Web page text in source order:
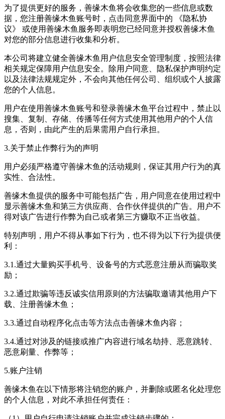
为了提供更好的服务，善缘木鱼将会收集您的一些信息或数
据，您注册善缘木鱼账号时，点击同意界面中的 《隐私协
议》 或使用善缘木鱼服务即表明您已经同意并授权善缘木鱼
对您的部分信息进行收集和分析。
本公司将建立健全善缘木鱼用户信息安全管理制度，按照法律
相关规定保障用户信息安全。除用户同意、隐私保护声明约定
以及法律法规规定外，不会向其他任何公司、组织或个人披露
您的个人信息。
用户在使用善缘木鱼账号和登录善缘木鱼平台过程中，禁止以
搜集、复制、存储、传播等任何方式使用其他用户的个人信
息，否则，由此产生的后果需用户自行承担。
3.关于禁止作弊行为的声明
用户必须严格遵守善缘木鱼的活动规则，保证其用户行为的真
实性、合法性。
善缘木鱼提供的服务中可能包括广告，用户同意在使用过程中
显示善缘木鱼和第三方供应商、合作伙伴提供的广告。用户不
得对该广告进行作弊为自己或者第三方赚取不正当收益。
特别声明，用户不得从事如下行为，也不得为以下行为提供便
利：
3.1.通过大量购买手机号、设备号的方式恶意注册从而骗取奖
励；
3.2.通过欺骗等违反诚实信用原则的方法骗取邀请其他用户下
载、注册善缘木鱼；
3.3.通过自动程序化点击等方法点击善缘木鱼内容；
3.4.通过对涉及的链接或推广内容进行域名劫持、恶意跳转、
恶意刷量、作弊等；
5.账户注销
善缘木鱼在以下情形将注销您的账户，并删除或匿名化处理您
的个人信息，对此不承担任何责任：